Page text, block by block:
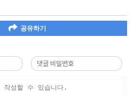
공유하기